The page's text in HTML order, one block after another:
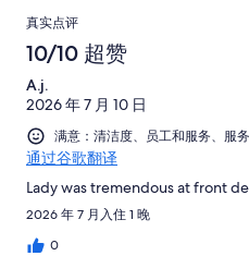
条
点
有
495
条
点
评
共
有
条
点
评
评，
共
有
495
条
点
条
好
评，
共
有
495
条
点
评
点
评
真实点评
10/10 超赞
A.j.
2026 年 7 月 10 日
满意：清洁度、员工和服务、服
通过谷歌翻译
Lady was tremendous at front
2026 年 7 月入住 1 晚
0